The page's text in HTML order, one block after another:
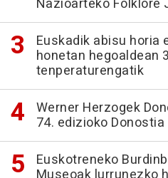
Euskadik abisu horia
honetan hegoaldean
tenperaturengatik
Werner Herzogek
74. edizioko
Euskotreneko